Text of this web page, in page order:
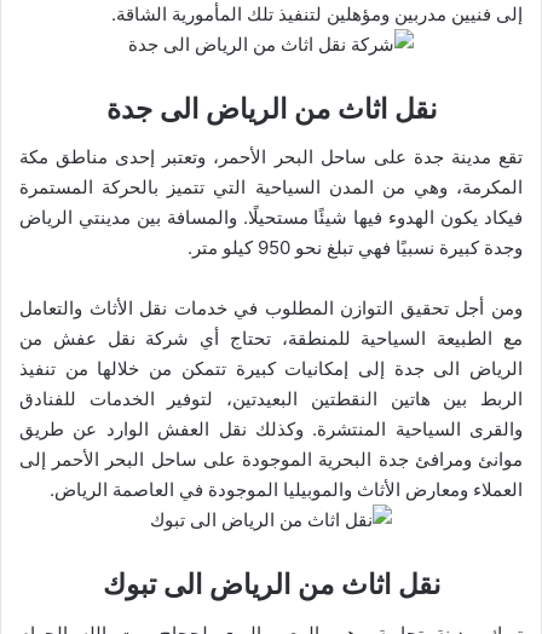
إلى فنيين مدربين ومؤهلين لتنفيذ تلك المأمورية الشاقة.
نقل اثاث من الرياض الى جدة
تقع مدينة جدة على ساحل البحر الأحمر، وتعتبر إحدى مناطق مكة
المكرمة، وهي من المدن السياحية التي تتميز بالحركة المستمرة
فيكاد يكون الهدوء فيها شيئًا مستحيلًا. والمسافة بين مدينتي الرياض
وجدة كبيرة نسبيًا فهي تبلغ نحو 950 كيلو متر.
ومن أجل تحقيق التوازن المطلوب في خدمات نقل الأثاث والتعامل
مع الطبيعة السياحية للمنطقة، تحتاج أي شركة نقل عفش من
الرياض الى جدة إلى إمكانيات كبيرة تتمكن من خلالها من تنفيذ
الربط بين هاتين النقطتين البعيدتين، لتوفير الخدمات للفنادق
والقرى السياحية المنتشرة. وكذلك نقل العفش الوارد عن طريق
موانئ ومرافئ جدة البحرية الموجودة على ساحل البحر الأحمر إلى
العملاء ومعارض الأثاث والموبيليا الموجودة في العاصمة الرياض.
نقل اثاث من الرياض الى تبوك